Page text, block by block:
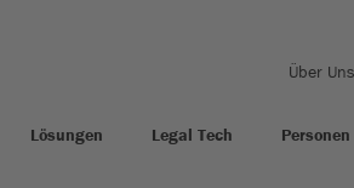
Über Uns
Lösungen Legal Tech Personen